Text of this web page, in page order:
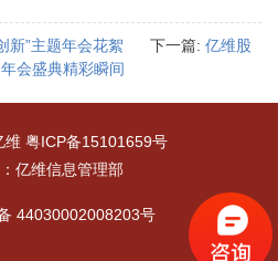
新”主题年会花絮 下一篇: 亿维股
会盛典精彩瞬间
维 粤ICP备15101659号
亿维信息管理部
44030002008203号